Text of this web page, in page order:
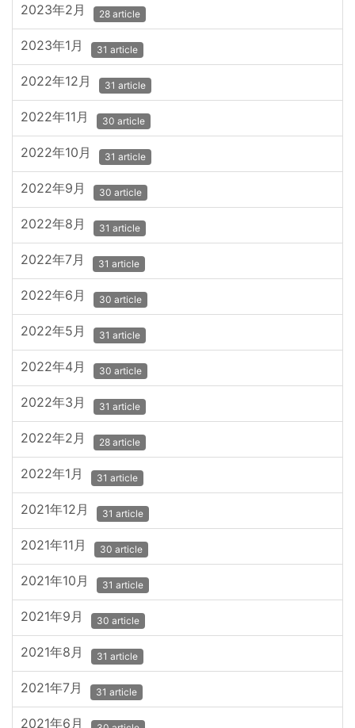
2023年2月 28 article
2023年1月 31 article
2022年12月 31 article
2022年11月 30 article
2022年10月 31 article
2022年9月 30 article
2022年8月 31 article
2022年7月 31 article
2022年6月 30 article
2022年5月 31 article
2022年4月 30 article
2022年3月 31 article
2022年2月 28 article
2022年1月 31 article
2021年12月 31 article
2021年11月 30 article
2021年10月 31 article
2021年9月 30 article
2021年8月 31 article
2021年7月 31 article
2021年6月